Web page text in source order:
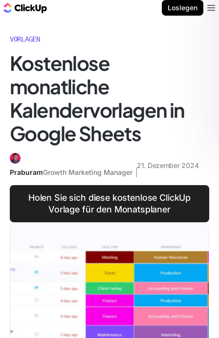
Loslegen
VORLAGEN
Kostenlose
monatliche
Kalendervorlagen in
Google Sheets
PraburamGrowth Marketing Manager
21. Dezember 2024
Holen Sie sich diese kostenlose ClickUp
Vorlage für den Monatsplaner